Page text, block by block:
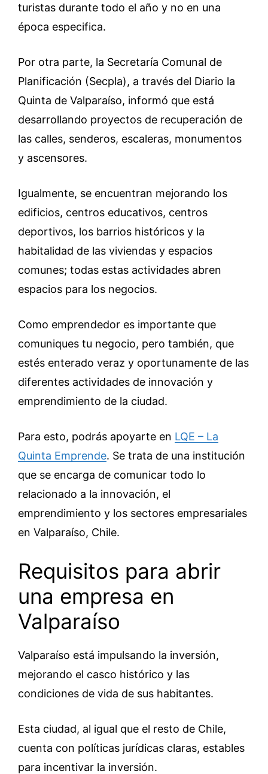
turistas durante todo el año y no en una
época especifica.
Por otra parte, la Secretaría Comunal de
Planificación (Secpla), a través del Diario la
Quinta de Valparaíso, informó que está
desarrollando proyectos de recuperación de
las calles, senderos, escaleras, monumentos
y ascensores.
Igualmente, se encuentran mejorando los
edificios, centros educativos, centros
deportivos, los barrios históricos y la
habitalidad de las viviendas y espacios
comunes; todas estas actividades abren
espacios para los negocios.
Como emprendedor es importante que
comuniques tu negocio, pero también, que
estés enterado veraz y oportunamente de las
diferentes actividades de innovación y
emprendimiento de la ciudad.
Para esto, podrás apoyarte en LQE – La
Quinta Emprende. Se trata de una institución
que se encarga de comunicar todo lo
relacionado a la innovación, el
emprendimiento y los sectores empresariales
en Valparaíso, Chile.
Requisitos para abrir
una empresa en
Valparaíso
Valparaíso está impulsando la inversión,
mejorando el casco histórico y las
condiciones de vida de sus habitantes.
Esta ciudad, al igual que el resto de Chile,
cuenta con políticas jurídicas claras, estables
para incentivar la inversión.